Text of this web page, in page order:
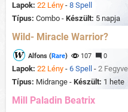
Lapok: 22 Lény - 8 Spell
Típus: Combo - Készült: 5 napja
Wild- Miracle Warrior?
Alfons (Rare) 107 0
Lapok: 22 Lény - 6 Spell - 2
Típus: Midrange - Készült: 1 hete
Mill Paladin Beatrix